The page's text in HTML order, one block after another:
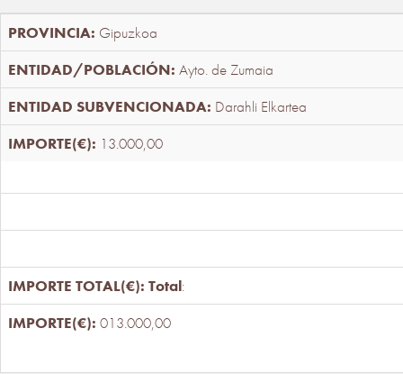
Gipuzkoa
Ayto. de Zumaia
Darahli Elkartea
13.000,00
Total:
013.000,00